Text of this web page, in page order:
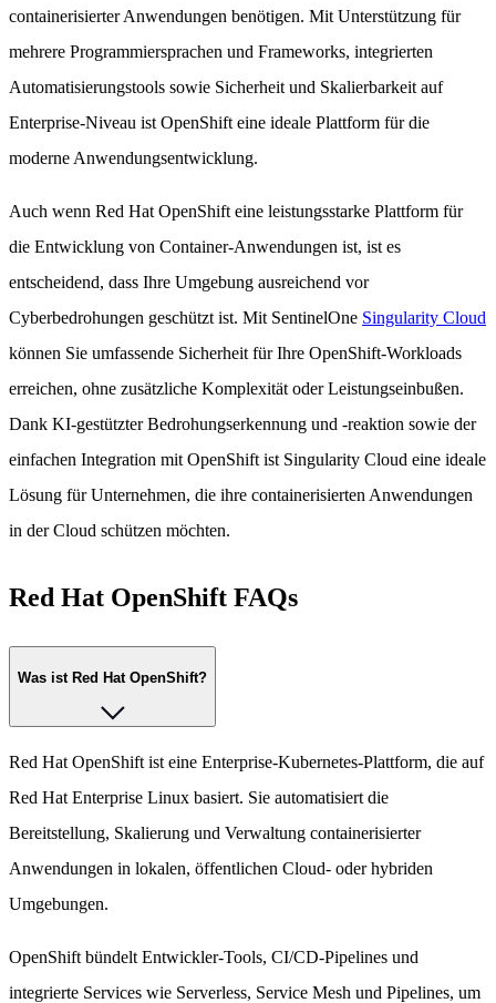
containerisierter Anwendungen benötigen. Mit Unterstützung für
mehrere Programmiersprachen und Frameworks, integrierten
Automatisierungstools sowie Sicherheit und Skalierbarkeit auf
Enterprise-Niveau ist OpenShift eine ideale Plattform für die
moderne Anwendungsentwicklung.
Auch wenn Red Hat OpenShift eine leistungsstarke Plattform für
die Entwicklung von Container-Anwendungen ist, ist es
entscheidend, dass Ihre Umgebung ausreichend vor
Cyberbedrohungen geschützt ist. Mit SentinelOne Singularity Cloud
können Sie umfassende Sicherheit für Ihre OpenShift-Workloads
erreichen, ohne zusätzliche Komplexität oder Leistungseinbußen.
Dank KI-gestützter Bedrohungserkennung und -reaktion sowie der
einfachen Integration mit OpenShift ist Singularity Cloud eine ideale
Lösung für Unternehmen, die ihre containerisierten Anwendungen
in der Cloud schützen möchten.
Red Hat OpenShift FAQs
Was ist Red Hat OpenShift?
Red Hat OpenShift ist eine Enterprise-Kubernetes-Plattform, die auf
Red Hat Enterprise Linux basiert. Sie automatisiert die
Bereitstellung, Skalierung und Verwaltung containerisierter
Anwendungen in lokalen, öffentlichen Cloud- oder hybriden
Umgebungen.
OpenShift bündelt Entwickler-Tools, CI/CD-Pipelines und
integrierte Services wie Serverless, Service Mesh und Pipelines, um